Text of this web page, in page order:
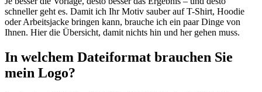
schneller geht es. Damit ich Ihr Motiv sauber auf T-Shirt, Hoodie
oder Arbeitsjacke bringen kann, brauche ich ein paar Dinge von
Ihnen. Hier die Übersicht, damit nichts hin und her gehen muss.
In welchem Dateiformat brauchen Sie
mein Logo?